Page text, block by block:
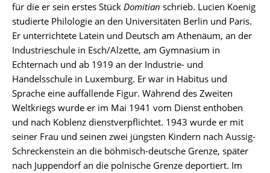
für die er sein erstes Stück Domitian schrieb. Lucien Koenig
studierte Philologie an den Universitäten Berlin und Paris.
Er unterrichtete Latein und Deutsch am Athenäum, an der
Industrieschule in Esch/Alzette, am Gymnasium in
Echternach und ab 1919 an der Industrie- und
Handelsschule in Luxemburg. Er war in Habitus und
Sprache eine auffallende Figur. Während des Zweiten
Weltkriegs wurde er im Mai 1941 vom Dienst enthoben
und nach Koblenz dienstverpflichtet. 1943 wurde er mit
seiner Frau und seinen zwei jüngsten Kindern nach Aussig-
Schreckenstein an die böhmisch-deutsche Grenze, später
nach Juppendorf an die polnische Grenze deportiert. Im